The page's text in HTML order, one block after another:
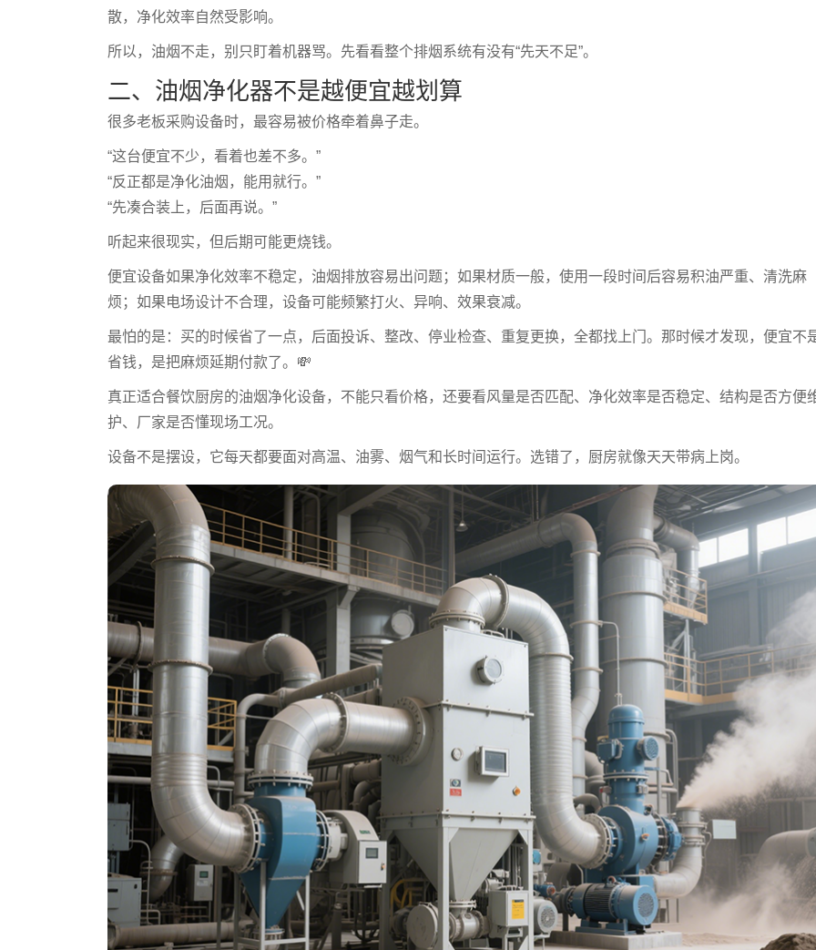
散，净化效率自然受影响。
所以，油烟不走，别只盯着机器骂。先看看整个排烟系统有没有“先天不足”。
二、油烟净化器不是越便宜越划算
很多老板采购设备时，最容易被价格牵着鼻子走。
“这台便宜不少，看着也差不多。”
“反正都是净化油烟，能用就行。”
“先凑合装上，后面再说。”
听起来很现实，但后期可能更烧钱。
便宜设备如果净化效率不稳定，油烟排放容易出问题；如果材质一般，使用一段时间后容易积油严重、清洗麻
烦；如果电场设计不合理，设备可能频繁打火、异响、效果衰减。
最怕的是：买的时候省了一点，后面投诉、整改、停业检查、重复更换，全都找上门。那时候才发现，便宜不
省钱，是把麻烦延期付款了。💸
真正适合餐饮厨房的油烟净化设备，不能只看价格，还要看风量是否匹配、净化效率是否稳定、结构是否方便
护、厂家是否懂现场工况。
设备不是摆设，它每天都要面对高温、油雾、烟气和长时间运行。选错了，厨房就像天天带病上岗。